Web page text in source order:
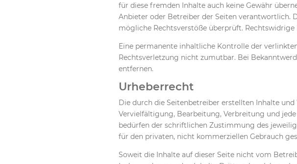
für diese fremden Inhalte auch keine Gewähr
Anbieter oder Betreiber der Seiten verantwortlich.
mögliche Rechtsverstöße überprüft.
Eine permanente inhaltliche Kontrolle der
Rechtsverletzung nicht zumutbar. Bei
entfernen.
Urheberrecht
Die durch die Seitenbetreiber erstellten Inhalte
Vervielfältigung, Bearbeitung, Verbreitung und
bedürfen der schriftlichen Zustimmung des
für den privaten, nicht kommerziellen Gebrauch
Soweit die Inhalte auf dieser Seite nicht vom